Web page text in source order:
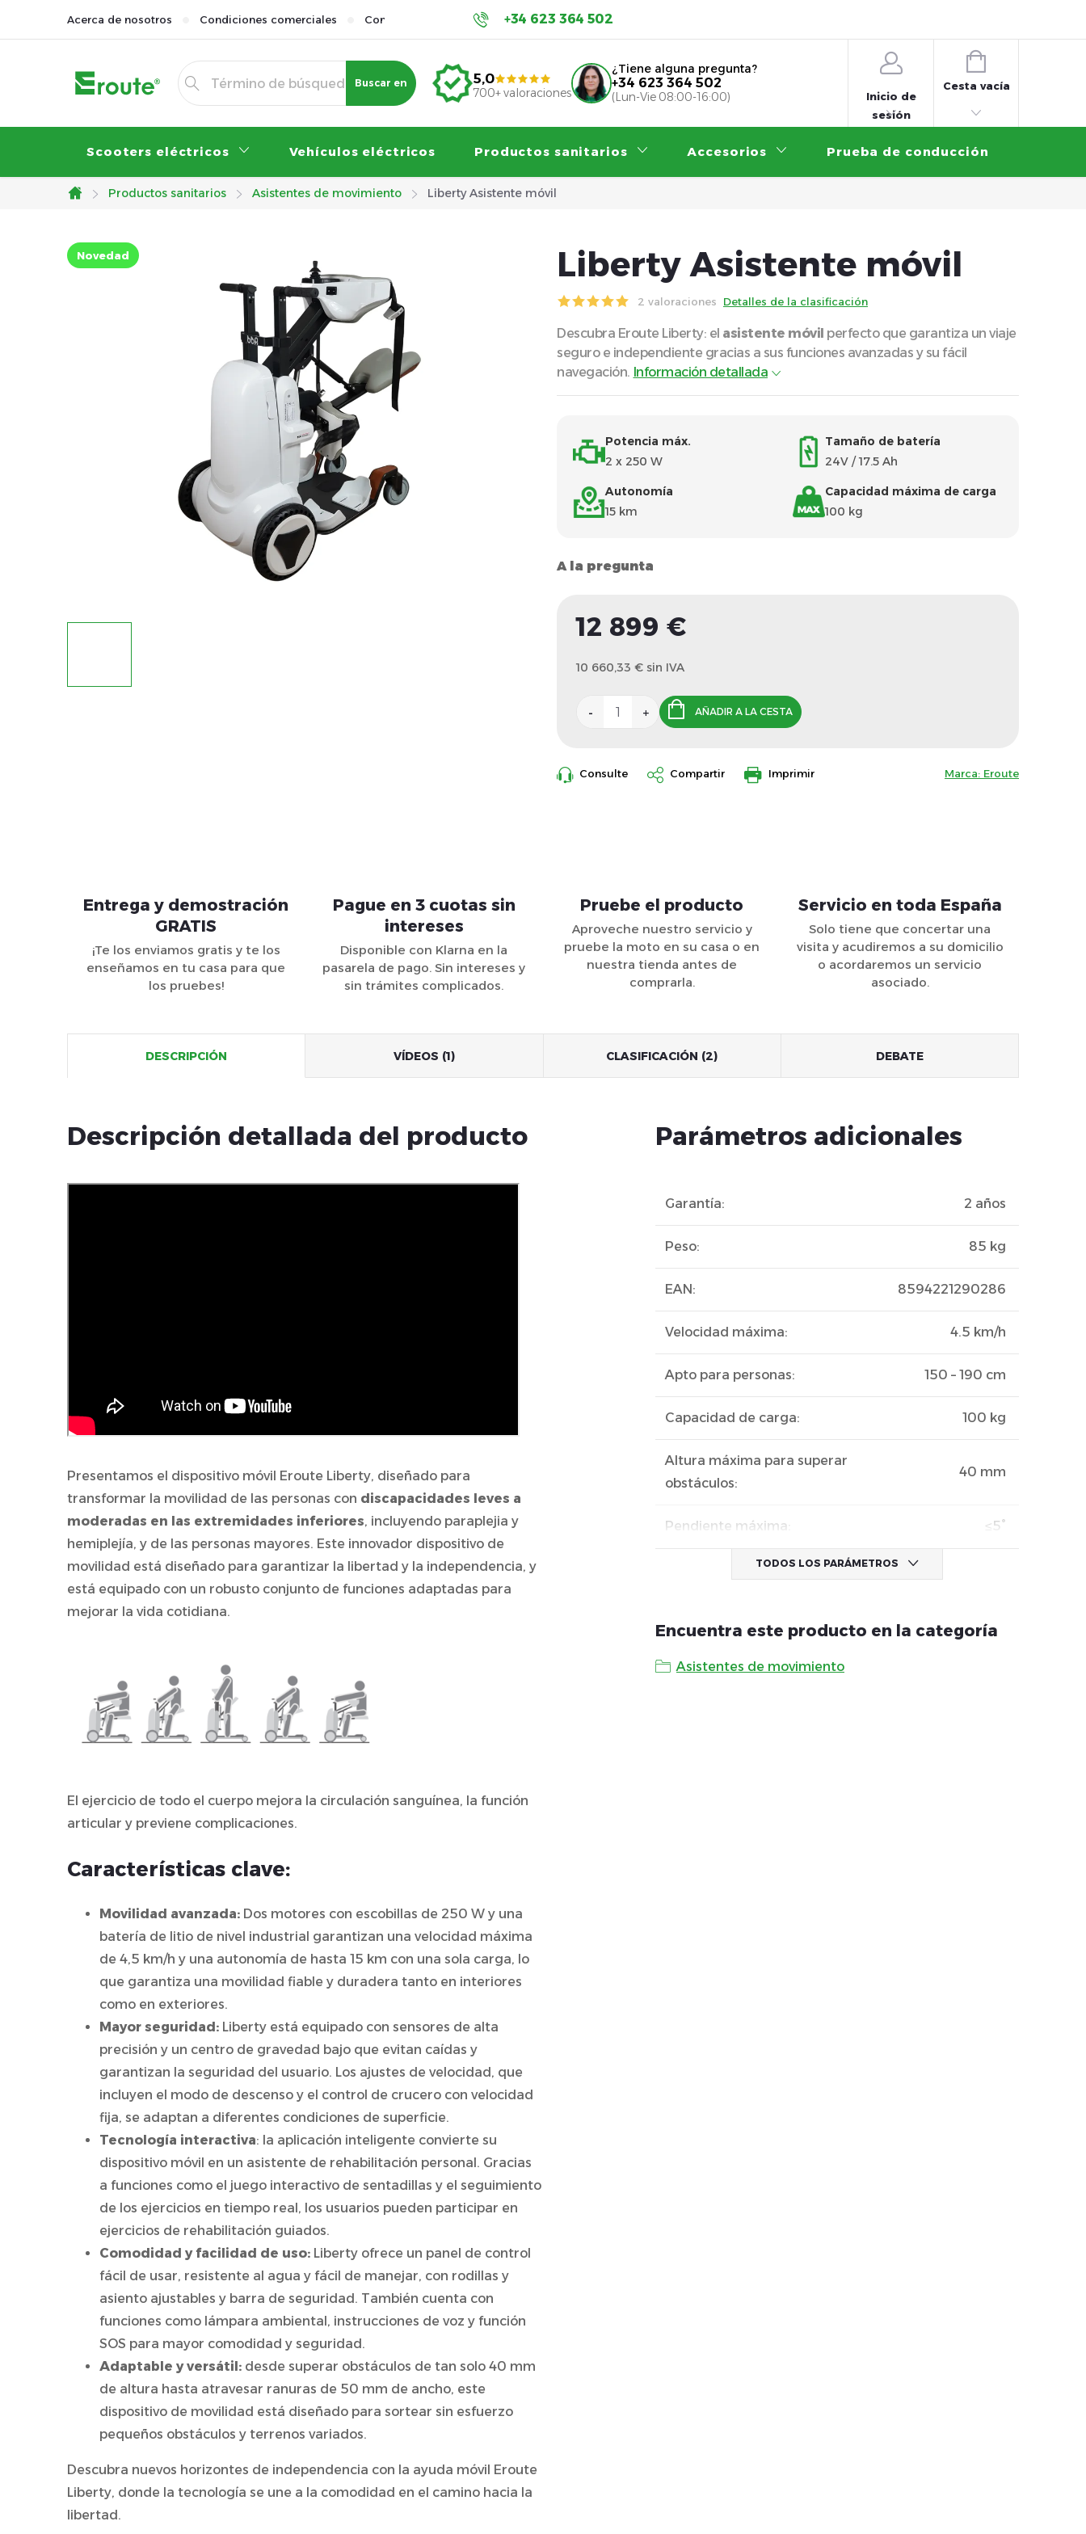
+34 623 364 502
Acerca de nosotros Condiciones comerciales Condiciones de protección de datos personales
Buscar en 5,0
700+ valoraciones
¿Tiene alguna pregunta?
+34 623 364 502
(Lun-Vie 08:00-16:00)
Inicio de
sesión
CESTA
Cesta vacía
Scooters eléctricos Vehículos eléctricos Productos sanitarios Accesorios Prueba de conducción
Inicio
Productos sanitarios Asistentes de movimiento Liberty Asistente móvil
Novedad Liberty Asistente móvil
2 valoraciones Detalles de la clasificación
Descubra Eroute Liberty: el asistente móvil perfecto que garantiza un viaje
seguro e independiente gracias a sus funciones avanzadas y su fácil
navegación. Información detallada
Potencia máx.
2 x 250 W
Tamaño de batería
24V / 17.5 Ah
Autonomía
15 km
Capacidad máxima de carga
100 kg
A la pregunta
12 899 €
10 660,33 € sin IVA
AÑADIR A LA CESTA
Imprimir
Consulte Compartir Marca: Eroute
Entrega y demostración
GRATIS
¡Te los enviamos gratis y te los
enseñamos en tu casa para que
los pruebes!
Pague en 3 cuotas sin
intereses
Disponible con Klarna en la
pasarela de pago. Sin intereses y
sin trámites complicados.
Pruebe el producto
Aproveche nuestro servicio y
pruebe la moto en su casa o en
nuestra tienda antes de
comprarla.
Servicio en toda España
Solo tiene que concertar una
visita y acudiremos a su domicilio
o acordaremos un servicio
asociado.
DESCRIPCIÓN VÍDEOS (1) CLASIFICACIÓN (2) DEBATE
Descripción detallada del producto
Presentamos el dispositivo móvil Eroute Liberty, diseñado para
transformar la movilidad de las personas con discapacidades leves a
moderadas en las extremidades inferiores, incluyendo paraplejia y
hemiplejía, y de las personas mayores. Este innovador dispositivo de
movilidad está diseñado para garantizar la libertad y la independencia, y
está equipado con un robusto conjunto de funciones adaptadas para
mejorar la vida cotidiana.
El ejercicio de todo el cuerpo mejora la circulación sanguínea, la función
articular y previene complicaciones.
Características clave:
Movilidad avanzada: Dos motores con escobillas de 250 W y una
batería de litio de nivel industrial garantizan una velocidad máxima
de 4,5 km/h y una autonomía de hasta 15 km con una sola carga, lo
que garantiza una movilidad fiable y duradera tanto en interiores
como en exteriores.
Mayor seguridad: Liberty está equipado con sensores de alta
precisión y un centro de gravedad bajo que evitan caídas y
garantizan la seguridad del usuario. Los ajustes de velocidad, que
incluyen el modo de descenso y el control de crucero con velocidad
fija, se adaptan a diferentes condiciones de superficie.
Tecnología interactiva: la aplicación inteligente convierte su
dispositivo móvil en un asistente de rehabilitación personal. Gracias
a funciones como el juego interactivo de sentadillas y el seguimiento
de los ejercicios en tiempo real, los usuarios pueden participar en
ejercicios de rehabilitación guiados.
Comodidad y facilidad de uso: Liberty ofrece un panel de control
fácil de usar, resistente al agua y fácil de manejar, con rodillas y
asiento ajustables y barra de seguridad. También cuenta con
funciones como lámpara ambiental, instrucciones de voz y función
SOS para mayor comodidad y seguridad.
Adaptable y versátil: desde superar obstáculos de tan solo 40 mm
de altura hasta atravesar ranuras de 50 mm de ancho, este
dispositivo de movilidad está diseñado para sortear sin esfuerzo
pequeños obstáculos y terrenos variados.
Descubra nuevos horizontes de independencia con la ayuda móvil Eroute
Liberty, donde la tecnología se une a la comodidad en el camino hacia la
libertad.
Parámetros adicionales
Garantía: 2 años
Peso: 85 kg
EAN: 8594221290286
Velocidad máxima: 4.5 km/h
Apto para personas: 150 – 190 cm
Capacidad de carga: 100 kg
Altura máxima para superar
obstáculos:
40 mm
Pendiente máxima ≤5°
TODOS LOS PARÁMETROS
Encuentra este producto en la categoría
Asistentes de movimiento